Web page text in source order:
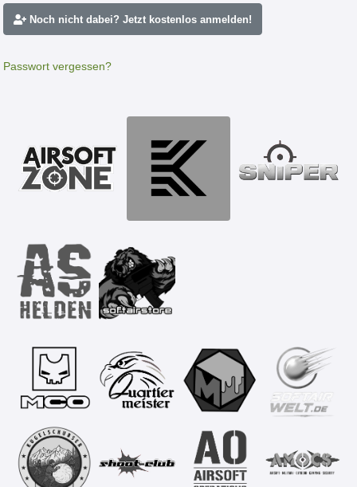
Noch nicht dabei? Jetzt kostenlos anmelden!
Passwort vergessen?